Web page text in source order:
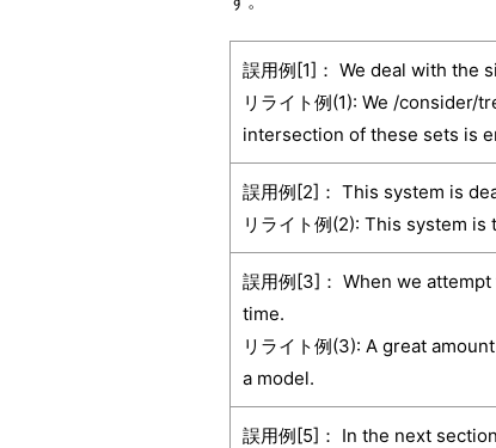
誤用例[1]： We deal with the
リライト例(1): We /
intersection of these sets is
誤用例[2]： This system is
リライト例(2): This system
誤用例[3]： When we
time.
リライト例(3): A great
a model.
誤用例[5]： In the next